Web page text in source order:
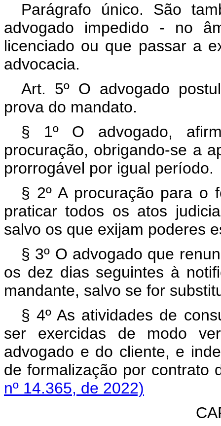
Parágrafo único. São
advogado impedido - no
licenciado ou que passar a
advocacia.
Art. 5º O advogado
prova do mandato.
§ 1º O advogado,
procuração, obrigando-se a
prorrogável por igual período.
§ 2º A procuração para o
praticar todos os atos
salvo os que exijam poderes
§ 3º O advogado que
os dez dias seguintes à
mandante, salvo se for
§ 4º As atividades de
ser exercidas de modo
advogado e do cliente, e
de formalização por
nº 14.365, de 2022)